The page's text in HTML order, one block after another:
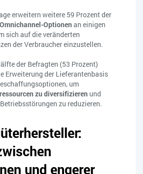
erweitern weitere 59 Prozent der
Omnichannel-Optionenan einigen
sich auf die veränderten
der Verbraucher einzustellen.
der Befragten (53 Prozent)
Erweiterung der Lieferantenbasis
um
zu diversifizieren und
zu reduzieren.
und engerer